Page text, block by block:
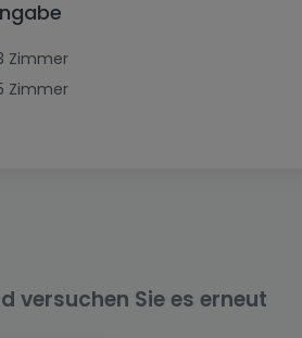
Zimmer
Zimmer
versuchen Sie es erneut